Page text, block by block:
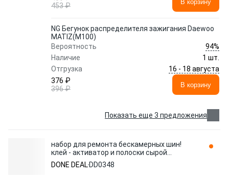
453 ₽
В корзину
NG Бегунок распределителя зажигания Daewoo
MATIZ(M100)
Вероятность
94%
Наличие
1 шт.
Отгрузка
16 - 18 августа
376 ₽
396 ₽
В корзину
Показать еще 3 предложения
набор для ремонта бескамерных шин!
клей - активатор и полоски сырой
резины\ DD0348 DONE DEAL
DONE DEAL DD0348